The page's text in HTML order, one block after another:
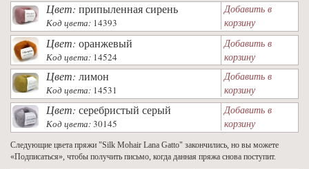
Цвет: припыленная сирень
Код цвета: 14393
Добавить в
корзину
Цвет: оранжевый
Код цвета: 14524
Добавить в
корзину
Цвет: лимон
Код цвета: 14531
Добавить в
корзину
Цвет: серебристый серый
Код цвета:30145
Добавить в
корзину
Следующие цвета пряжи "Silk Mohair Lana Gatto" закончились, но вы можете
«Подписаться», чтобы получить письмо, когда данная пряжа снова поступит.